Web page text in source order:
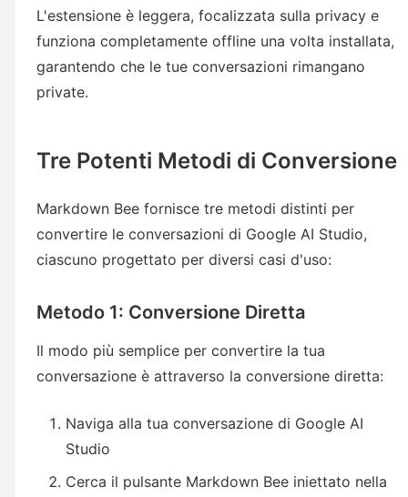
L'estensione è leggera, focalizzata sulla privacy e
funziona completamente offline una volta installata,
garantendo che le tue conversazioni rimangano
private.
Tre Potenti Metodi di Conversione
Markdown Bee fornisce tre metodi distinti per
convertire le conversazioni di Google AI Studio,
ciascuno progettato per diversi casi d'uso:
Metodo 1: Conversione Diretta
Il modo più semplice per convertire la tua
conversazione è attraverso la conversione diretta:
Naviga alla tua conversazione di Google AI
Studio
Cerca il pulsante Markdown Bee iniettato nella